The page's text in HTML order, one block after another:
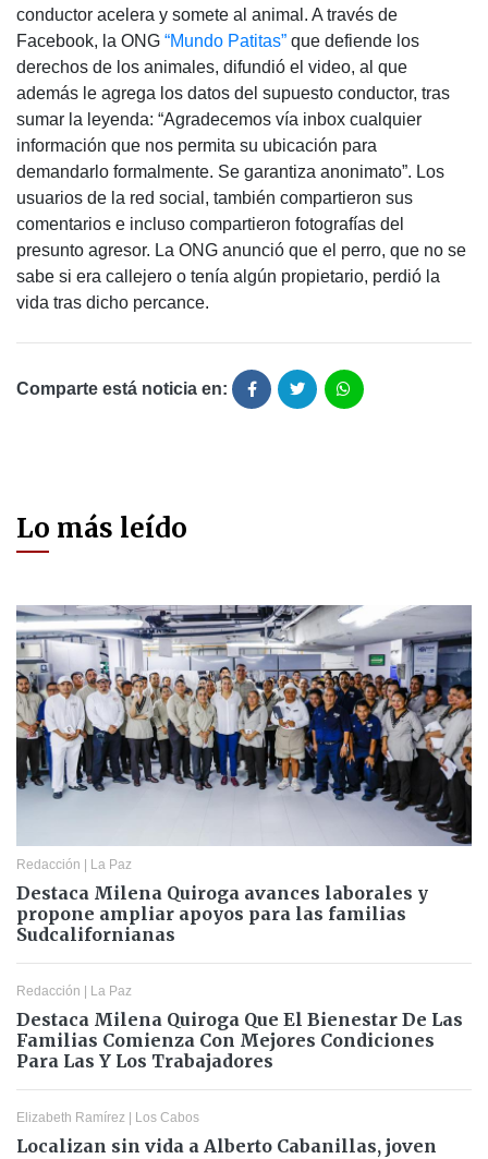
conductor acelera y somete al animal. A través de
Facebook, la ONG “Mundo Patitas” que defiende los
derechos de los animales, difundió el video, al que
además le agrega los datos del supuesto conductor, tras
sumar la leyenda: “Agradecemos vía inbox cualquier
información que nos permita su ubicación para
demandarlo formalmente. Se garantiza anonimato”. Los
usuarios de la red social, también compartieron sus
comentarios e incluso compartieron fotografías del
presunto agresor. La ONG anunció que el perro, que no se
sabe si era callejero o tenía algún propietario, perdió la
vida tras dicho percance.
Comparte está noticia en:
Lo más leído
Redacción La Paz
Destaca Milena Quiroga avances laborales y
propone ampliar apoyos para las familias
Sudcalifornianas
Redacción La Paz
Destaca Milena Quiroga Que El Bienestar De Las
Familias Comienza Con Mejores Condiciones
Para Las Y Los Trabajadores
Elizabeth Ramírez Los Cabos
Localizan sin vida a Alberto Cabanillas, joven